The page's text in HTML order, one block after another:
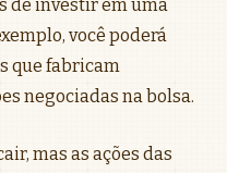
de investir em uma
você poderá
que fabricam
negociadas na bolsa.
mas as ações das